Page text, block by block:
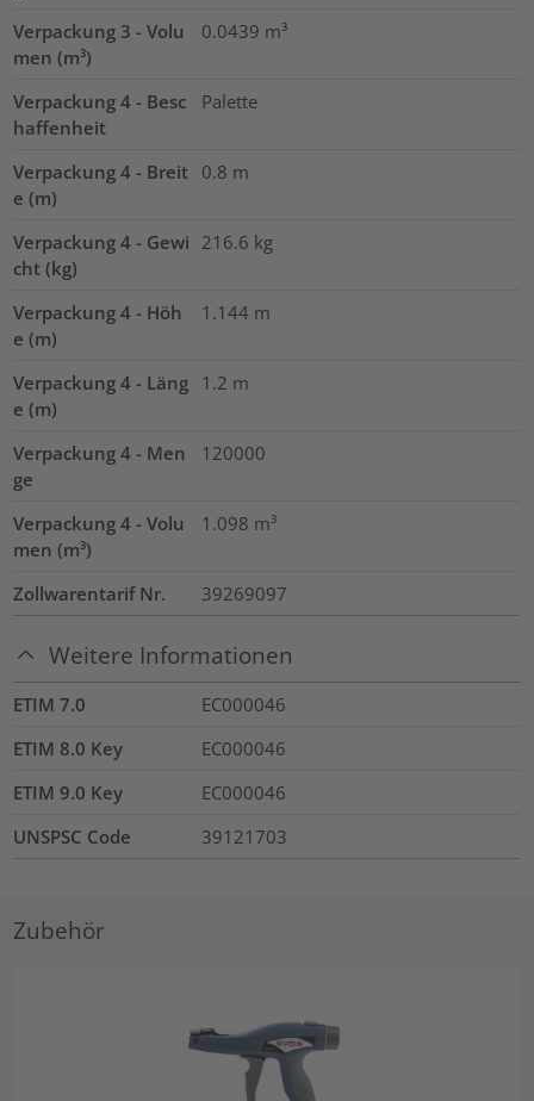
Verpackung 3 - Volu
men (m³)
0.0439 m³
Verpackung 4 - Besc
haffenheit
Palette
Verpackung 4 - Breit
e (m)
0.8 m
Verpackung 4 - Gewi
cht (kg)
216.6 kg
Verpackung 4 - Höh
e (m)
1.144 m
Verpackung 4 - Läng
e (m)
1.2 m
Verpackung 4 - Men
ge
120000
Verpackung 4 - Volu
men (m³)
1.098 m³
Zollwarentarif Nr. 39269097
Weitere Informationen
ETIM 7.0
EC000046
ETIM 8.0 Key
EC000046
ETIM 9.0 Key
EC000046
UNSPSC Code
39121703
Zubehör